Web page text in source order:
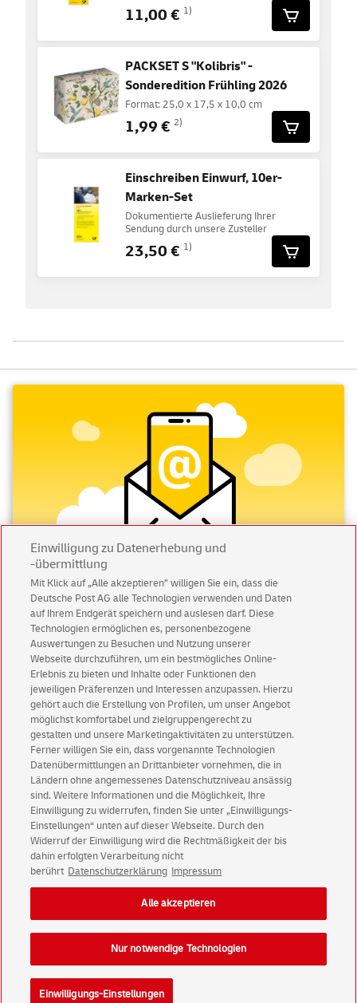
11,00 € 1)
PACKSET S "Kolibris" -
Sonderedition Frühling 2026
Format: 25,0 x 17,5 x 10,0 cm
1,99 € 2)
Einschreiben Einwurf, 10er-
Marken-Set
Dokumentierte Auslieferung Ihrer
Sendung durch unsere Zusteller
23,50 € 1)
Abonnieren Sie unseren Newsletter
Immer informiert über exklusive Angebote und
Aktionen - jetzt mit Vorteil
Privatkundensichern sich einen5 € Gutschein
für POSTSCAN!
Geschäftskundenerhalten einen5 € Gutschein
für Briefmarke individuell!
Zur Newsletter-Anmeldung
© Sat Aug 08 00:42:38 CEST 2026 Deutsche Post AG
Impressum
Datenschutz
Einwilligungs-Einstellungen
Rechtliche Hinweise
Barrierefreiheit
Einwilligung zu Datenerhebung und
-übermittlung
Mit Klick auf „Alle akzeptieren” willigen Sie ein, dass die
Deutsche Post AG alle Technologien verwenden und Daten
auf Ihrem Endgerät speichern und auslesen darf. Diese
Technologien ermöglichen es, personenbezogene
Auswertungen zu Besuchen und Nutzung unserer
Webseite durchzuführen, um ein bestmögliches Online-
Erlebnis zu bieten und Inhalte oder Funktionen den
jeweiligen Präferenzen und Interessen anzupassen. Hierzu
gehört auch die Erstellung von Profilen, um unser Angebot
möglichst komfortabel und zielgruppengerecht zu
gestalten und unsere Marketingaktivitäten zu unterstützen.
Ferner willigen Sie ein, dass vorgenannte Technologien
Datenübermittlungen an Drittanbieter vornehmen, die in
Ländern ohne angemessenes Datenschutzniveau ansässig
sind. Weitere Informationen und die Möglichkeit, Ihre
Einwilligung zu widerrufen, finden Sie unter „Einwilligungs-
Einstellungen“ unten auf dieser Webseite. Durch den
Widerruf der Einwilligung wird die Rechtmäßigkeit der bis
dahin erfolgten Verarbeitung nicht
berührt Datenschutzerklärung Impressum
Einwilligungs-Einstellungen
Nur notwendige Technologien
Alle akzeptieren